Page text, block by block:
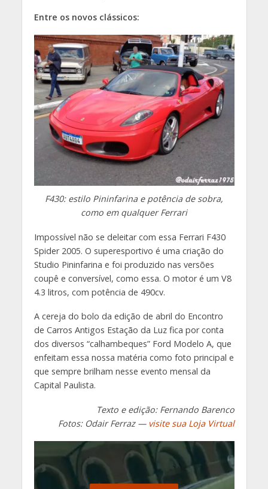
Entre os novos clássicos:
F430: estilo Pininfarina e potência de sobra,
como em qualquer Ferrari
Impossível não se deleitar com essa Ferrari F430
Spider 2005. O superesportivo é uma criação do
Studio Pininfarina e foi produzido nas versões
coupê e conversível, como essa. O motor é um V8
4.3 litros, com potência de 490cv.
A cereja do bolo da edição de abril do Encontro
de Carros Antigos Estação da Luz fica por conta
dos diversos “calhambeques” Ford Modelo A, que
enfeitam essa nossa matéria como foto principal e
que sempre brilham nesse evento mensal da
Capital Paulista.
Texto e edição: Fernando Barenco
Fotos: Odair Ferraz — visite sua Loja Virtual